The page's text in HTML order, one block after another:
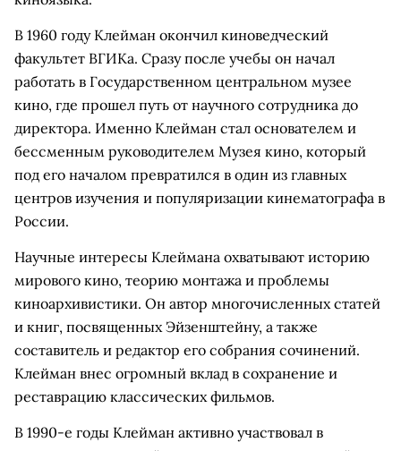
В 1960 году Клейман окончил киноведческий
факультет ВГИКа. Сразу после учебы он начал
работать в Государственном центральном музее
кино, где прошел путь от научного сотрудника до
директора. Именно Клейман стал основателем и
бессменным руководителем Музея кино, который
под его началом превратился в один из главных
центров изучения и популяризации кинематографа в
России.
Научные интересы Клеймана охватывают историю
мирового кино, теорию монтажа и проблемы
киноархивистики. Он автор многочисленных статей
и книг, посвященных Эйзенштейну, а также
составитель и редактор его собрания сочинений.
Клейман внес огромный вклад в сохранение и
реставрацию классических фильмов.
В 1990-е годы Клейман активно участвовал в